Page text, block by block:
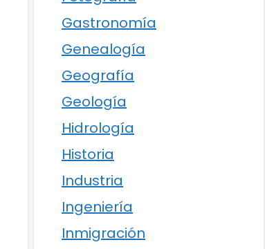
Gastronomía
Genealogía
Geografía
Geología
Hidrología
Historia
Industria
Ingeniería
Inmigración